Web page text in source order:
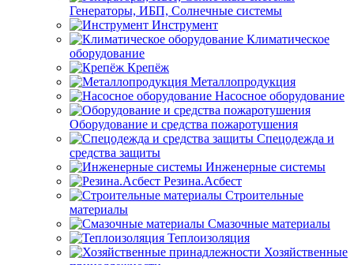
Генераторы, ИБП, Солнечные системы
Инструмент
Климатическое
оборудование
Крепёж
Металлопродукция
Насосное оборудование
Оборудование и средства пожаротушения
Спецодежда и
средства защиты
Инженерные системы
Резина.Асбест
Строительные
материалы
Смазочные материалы
Теплоизоляция
Хозяйственные